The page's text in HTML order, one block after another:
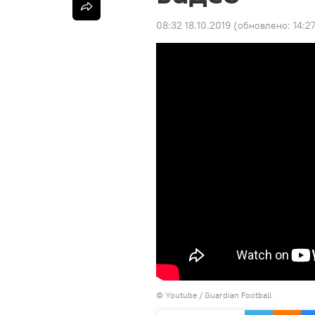
08:32 18.10.2019 (обновлено:
© Youtube / Guardian Football